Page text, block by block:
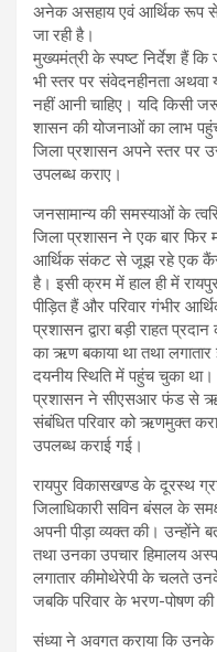
अनेक असहाय एवं आर्थिक रूप से
जा रही है।
मुख्यमंत्री के स्पष्ट निर्देश हैं
भी स्तर पर संवेदनहीनता
नहीं आनी चाहिए। यदि किसी
शासन की योजनाओं का लाभ
जिला प्रशासन अपने स्तर पर
उपलब्ध कराए।
जनसामान्य की समस्याओं के
जिला प्रशासन ने एक बार फिर
आर्थिक संकट से जूझ रहे एक कैंसर
है। इसी क्रम में हाल ही में
पीड़ित हैं और परिवार गंभीर
प्रशासन द्वारा बड़ी राहत
का ऋण बकाया था तथा
दयनीय स्थिति में पहुंच चुका
प्रशासन ने सीएसआर फंड से ऋण
संबंधित परिवार को ऋणमुक्त
उपलब्ध कराई गई।
रायपुर विकासखण्ड के दूरस्थ
जिलाधिकारी सविन बंसल के
अपनी पीड़ा व्यक्त की। उन्होंने
तथा उनका उपचार हिमालय
लगातार कीमोथेरेपी के चलते
जबकि परिवार के भरण-पोषण की
संध्या ने अवगत कराया कि